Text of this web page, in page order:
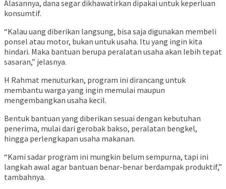
Alasannya, dana segar dikhawatirkan dipakai untuk keperluan
konsumtif.
“Kalau uang diberikan langsung, bisa saja digunakan membeli
ponsel atau motor, bukan untuk usaha. Itu yang ingin kita
hindari. Maka bantuan berupa peralatan usaha akan lebih tepat
sasaran,” jelasnya.
H Rahmat menuturkan, program ini dirancang untuk
membantu warga yang ingin memulai maupun
mengembangkan usaha kecil.
Bentuk bantuan yang diberikan sesuai dengan kebutuhan
penerima, mulai dari gerobak bakso, peralatan bengkel,
hingga perlengkapan usaha makanan.
“Kami sadar program ini mungkin belum sempurna, tapi ini
langkah awal agar bantuan benar-benar berdampak produktif,”
tambahnya.